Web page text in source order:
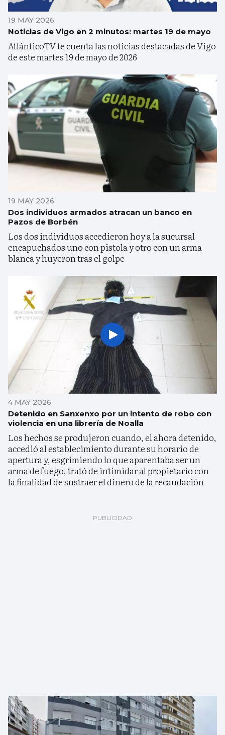
19 MAY 2026
Noticias de Vigo en 2 minutos: martes 19 de mayo
AtlánticoTV te cuenta las noticias destacadas de Vigo
de este martes 19 de mayo de 2026
19 MAY 2026
Dos individuos armados atracan un banco en
Pazos de Borbén
Los dos individuos accedieron hoy a la sucursal
encapuchados uno con pistola y otro con un arma
blanca y huyeron tras el golpe
4 MAY 2026
Detenido en Sanxenxo por un intento de robo con
violencia en una librería de Noalla
Los hechos se produjeron cuando, el ahora detenido,
accedió al establecimiento durante su horario de
apertura y, esgrimiendo lo que aparentaba ser un
arma de fuego, trató de intimidar al propietario con
la finalidad de sustraer el dinero de la recaudación